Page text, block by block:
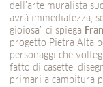
dell’arte muralista
avrà immediatezza,
gioiosa” ci spiega
progetto Pietra Alta
personaggi che
fatto di casette,
primari a campitura